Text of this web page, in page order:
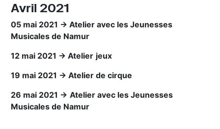
Avril 2021
05 mai 2021 → Atelier avec les Jeunesses
Musicales de Namur
12 mai 2021 → Atelier jeux
19 mai 2021 → Atelier de cirque
26 mai 2021 → Atelier avec les Jeunesses
Musicales de Namur